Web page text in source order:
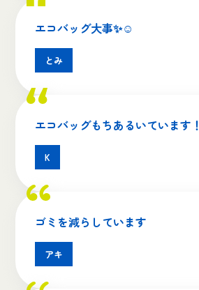
エコバッグ大事✨☺
とみ
エコバッグもちあるいています！
K
ゴミを減らしています
アキ